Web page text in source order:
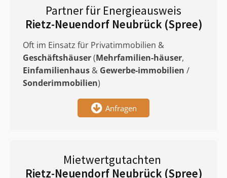
Partner für Energieausweis
Rietz-Neuendorf Neubrück (Spree)
Oft im Einsatz für Privatimmobilien &
Geschäftshäuser(Mehrfamilien-häuser,
Einfamilienhaus & Gewerbe-immobilien /
Sonderimmobilien)
Anfragen
Mietwertgutachten
Rietz-Neuendorf Neubrück (Spree)